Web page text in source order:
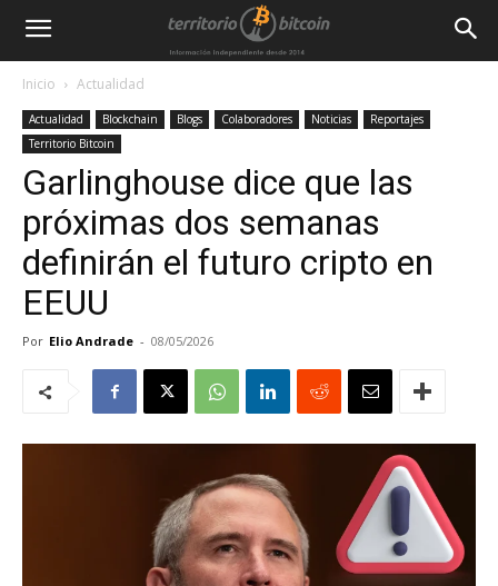
Inicio Actualidad
Actualidad Blockchain Blogs Colaboradores Noticias
Reportajes
Territorio Bitcoin
Garlinghouse dice que las
próximas dos semanas
definirán el futuro cripto en
EEUU
Por Elio Andrade - 08/05/2026